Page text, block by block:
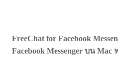
FreeChat for Facebook
Facebook Messenger บน Mac